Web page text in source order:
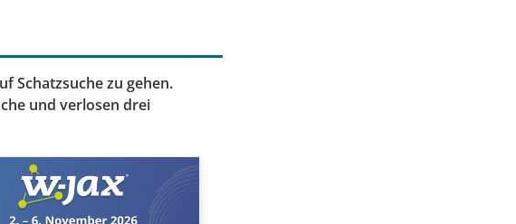
Schatzsuche zu gehen.
und verlosen drei